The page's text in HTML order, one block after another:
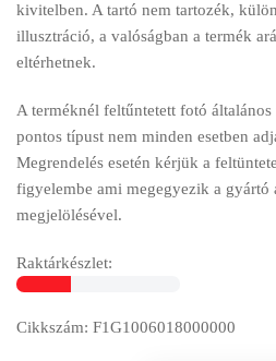
kivitelben. A tartó nem tartozék,
illusztráció, a valóságban a termék
eltérhetnek.
A terméknél feltűntetett fotó
pontos típust nem minden esetben
Megrendelés esetén kérjük a
figyelembe ami megegyezik a gyártó
megjelölésével.
Raktárkészlet:
Cikkszám: F1G1006018000000